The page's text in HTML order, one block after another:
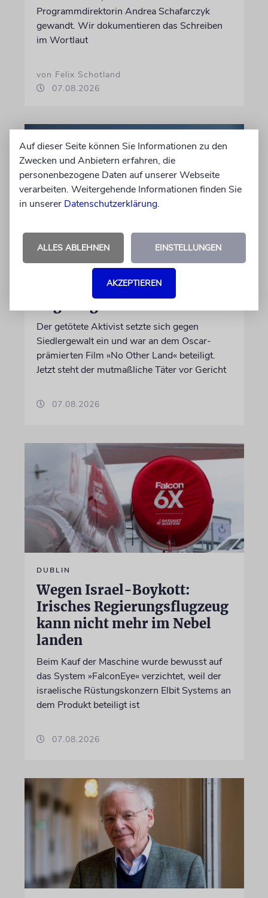
Programmdirektorin Andrea Schafarczyk
gewandt. Wir dokumentieren das Schreiben
im Wortlaut
von Felix Schotland
07.08.2026
JUSTIZ
Israelischer Siedler wegen
Tötung eines Palästinensers
Der getötete Aktivist setzte sich gegen
Siedlergewalt ein und war an dem Oscar-
prämierten Film »No Other Land« beteiligt.
Jetzt steht der mutmaßliche Täter vor Gericht
07.08.2026
DUBLIN
Wegen Israel-Boykott:
Irisches Regierungsflugzeug
kann nicht mehr im Nebel
landen
Beim Kauf der Maschine wurde bewusst auf
das System »FalconEye« verzichtet, weil der
israelische Rüstungskonzern Elbit Systems an
dem Produkt beteiligt ist
07.08.2026
Auf dieser Seite können Sie Informationen zu den
Zwecken und Anbietern erfahren, die
personenbezogene Daten auf unserer Webseite
verarbeiten. Weitergehende Informationen finden Sie
in unserer Datenschutzerklärung.
ALLES ABLEHNEN EINSTELLUNGEN
AKZEPTIEREN